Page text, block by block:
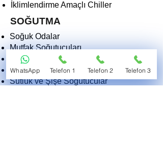
İklimlendirme Amaçlı Chiller
SOĞUTMA
Soğuk Odalar
Mutfak Soğutucuları
Derin Dondurucular
Dondurma Makinaları
Sütlük ve Şişe Soğutucular
WhatsApp Telefon 1 Telefon 2 Telefon 3